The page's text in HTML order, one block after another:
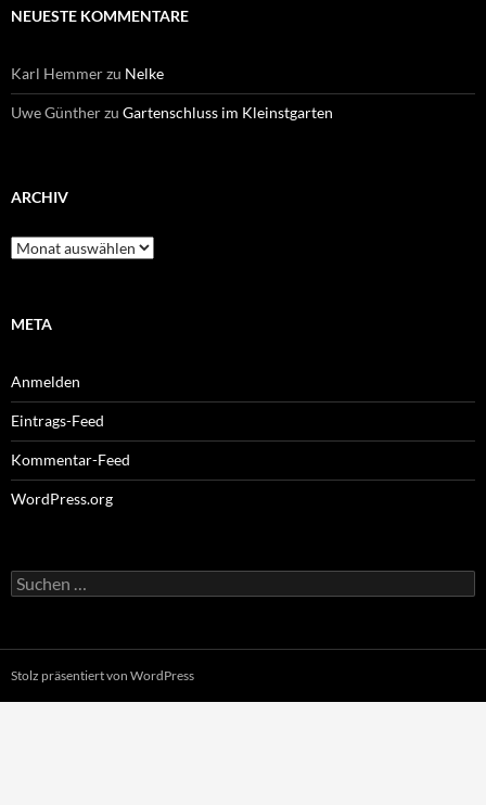
NEUESTE KOMMENTARE
Karl Hemmerzu Nelke
Uwe Güntherzu Gartenschluss im Kleinstgarten
ARCHIV
Archiv
META
Anmelden
Eintrags-Feed
Kommentar-Feed
WordPress.org
Suchen
nach:
Stolz präsentiert von WordPress